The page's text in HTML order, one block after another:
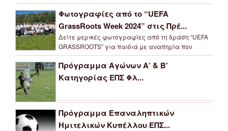
Φωτογραφίες από το “UEFA
GrassRoots Week 2024” στις Πρέ...
Δείτε μερικές φωτογραφίες από τη δράση “UEFA
GRASSROOTS” για παιδιά με αναπηρία που
Πρόγραμμα Αγώνων Α’ & Β’
Κατηγορίας ΕΠΣ Φλ...
Πρόγραμμα Επαναληπτικών
Ημιτελικών Κυπέλλου ΕΠΣ...